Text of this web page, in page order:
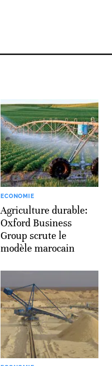
ECONOMIE
Agriculture durable:
Oxford Business
Group scrute le
modèle marocain